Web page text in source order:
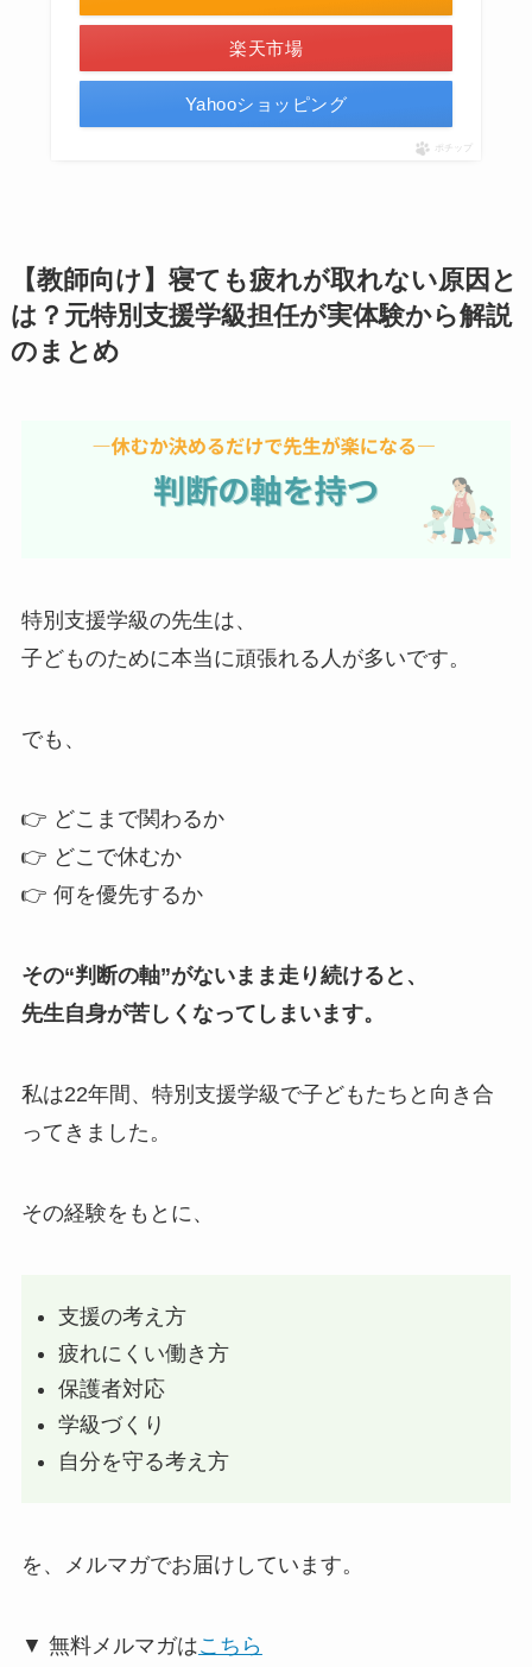
楽天市場
Yahooショッピング
ポチップ
【教師向け】寝ても疲れが取れない原因と
は？元特別支援学級担任が実体験から解説
のまとめ
特別支援学級の先生は、
子どものために本当に頑張れる人が多いです。
でも、
👉 どこまで関わるか
👉 どこで休むか
👉 何を優先するか
その“判断の軸”がないまま走り続けると、
先生自身が苦しくなってしまいます。
私は22年間、特別支援学級で子どもたちと向き合
ってきました。
その経験をもとに、
支援の考え方
疲れにくい働き方
保護者対応
学級づくり
自分を守る考え方
を、メルマガでお届けしています。
▼ 無料メルマガはこちら